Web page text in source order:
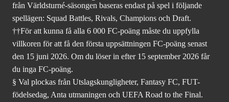
från Världsturné-säsongen baseras endast på spel i följande
spellägen: Squad Battles, Rivals, Champions och Draft.
††För att kunna få alla 6 000 FC-poäng måste du uppfylla
villkoren för att få den första uppsättningen FC-poäng senast
den 15 juni 2026. Om du löser in efter 15 september 2026 får
du inga FC-poäng.
§ Val plockas från Utslagskungligheter, Fantasy FC, FUT-
födelsedag, Anta utmaningen och UEFA Road to the Final.